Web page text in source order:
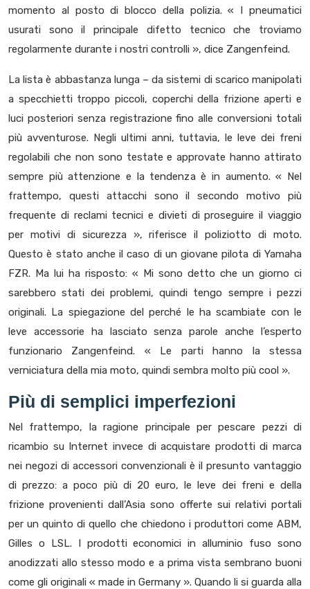
momento al posto di blocco della polizia. « I pneumatici
usurati sono il principale difetto tecnico che troviamo
regolarmente durante i nostri controlli », dice Zangenfeind.
La lista è abbastanza lunga – da sistemi di scarico manipolati
a specchietti troppo piccoli, coperchi della frizione aperti e
luci posteriori senza registrazione fino alle conversioni totali
più avventurose. Negli ultimi anni, tuttavia, le leve dei freni
regolabili che non sono testate e approvate hanno attirato
sempre più attenzione e la tendenza è in aumento. « Nel
frattempo, questi attacchi sono il secondo motivo più
frequente di reclami tecnici e divieti di proseguire il viaggio
per motivi di sicurezza », riferisce il poliziotto di moto.
Questo è stato anche il caso di un giovane pilota di Yamaha
FZR. Ma lui ha risposto: « Mi sono detto che un giorno ci
sarebbero stati dei problemi, quindi tengo sempre i pezzi
originali. La spiegazione del perché le ha scambiate con le
leve accessorie ha lasciato senza parole anche l’esperto
funzionario Zangenfeind. « Le parti hanno la stessa
verniciatura della mia moto, quindi sembra molto più cool ».
Più di semplici imperfezioni
Nel frattempo, la ragione principale per pescare pezzi di
ricambio su Internet invece di acquistare prodotti di marca
nei negozi di accessori convenzionali è il presunto vantaggio
di prezzo: a poco più di 20 euro, le leve dei freni e della
frizione provenienti dall’Asia sono offerte sui relativi portali
per un quinto di quello che chiedono i produttori come ABM,
Gilles o LSL. I prodotti economici in alluminio fuso sono
anodizzati allo stesso modo e a prima vista sembrano buoni
come gli originali « made in Germany ». Quando li si guarda alla